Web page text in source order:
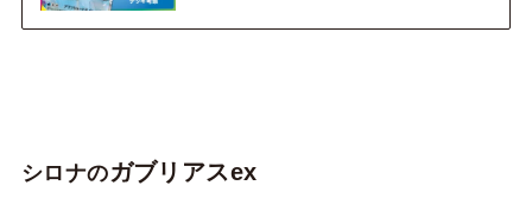
シロナのガブリアスex